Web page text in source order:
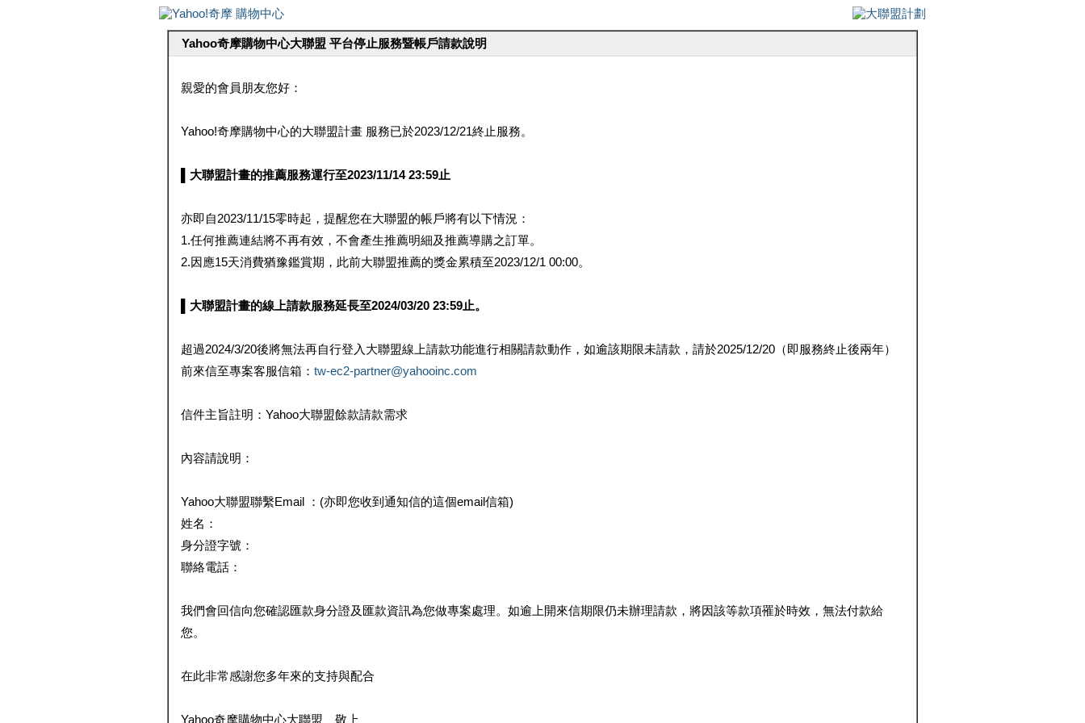
Yahoo奇摩購物中心大聯盟 平台停止服務暨帳戶請款說明
親愛的會員朋友您好：
Yahoo!奇摩購物中心的大聯盟計畫 服務已於2023/12/21終止服務。
▌大聯盟計畫的推薦服務運行至2023/11/14 23:59止
亦即自2023/11/15零時起，提醒您在大聯盟的帳戶將有以下情況：
1.任何推薦連結將不再有效，不會產生推薦明細及推薦導購之訂單。
2.因應15天消費猶豫鑑賞期，此前大聯盟推薦的獎金累積至2023/12/1 00:00。
▌大聯盟計畫的線上請款服務延長至2024/03/20 23:59止。
超過2024/3/20後將無法再自行登入大聯盟線上請款功能進行相關請款動作，如逾該期限未請款，請於2025/12/20（即服務終止後兩年）
前來信至專案客服信箱： tw-ec2-partner@yahooinc.com
信件主旨註明：Yahoo大聯盟餘款請款需求
內容請說明：
Yahoo大聯盟聯繫Email ：(亦即您收到通知信的這個email信箱)
姓名：
身分證字號：
聯絡電話：
我們會回信向您確認匯款身分證及匯款資訊為您做專案處理。如逾上開來信期限仍未辦理請款，將因該等款項罹於時效，無法付款給
您。
在此非常感謝您多年來的支持與配合
Yahoo奇摩購物中心大聯盟 敬上